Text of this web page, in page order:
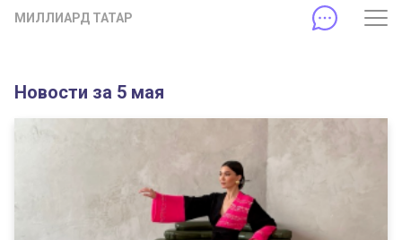
МИЛЛИАРД ТАТАР
Новости за 5 мая